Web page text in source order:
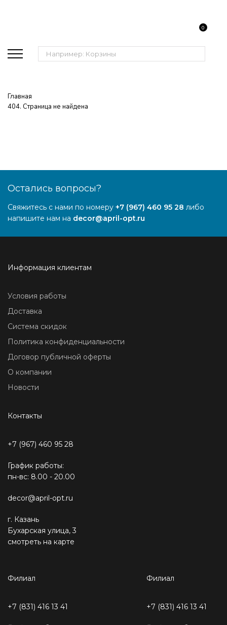
Поиск:
0
Главная
404. Страница не найдена
Остались вопросы?
Свяжитесь с нами по номеру +7 (967) 460 95 28 либо
напишите нам на decor@april-opt.ru
Информация клиентам
Условия работы
Доставка
Система скидок
Политика конфиденциальности
Договор публичной оферты
О компании
Новости
Контакты
+7 (967) 460 95 28
График работы:
пн-вс: 8.00 - 20.00
decor@april-opt.ru
г. Казань
Бухарская улица, 3
смотреть на карте
Филиал
+7 (831) 416 13 41
Филиал
+7 (831) 416 13 41